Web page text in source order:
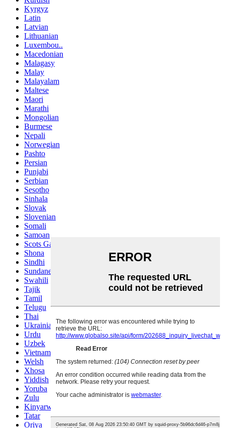
Kyrgyz
Latin
Latvian
Lithuanian
Luxembou..
Macedonian
Malagasy
Malay
Malayalam
Maltese
Maori
Marathi
Mongolian
Burmese
Nepali
Norwegian
Pashto
Persian
Punjabi
Serbian
Sesotho
Sinhala
Slovak
Slovenian
Somali
Samoan
Scots Gaelic
Shona
Sindhi
Sundanese
Swahili
Tajik
Tamil
Telugu
Thai
Ukrainian
Urdu
Uzbek
Vietnamese
Welsh
Xhosa
Yiddish
Yoruba
Zulu
Kinyarwanda
Tatar
Oriya